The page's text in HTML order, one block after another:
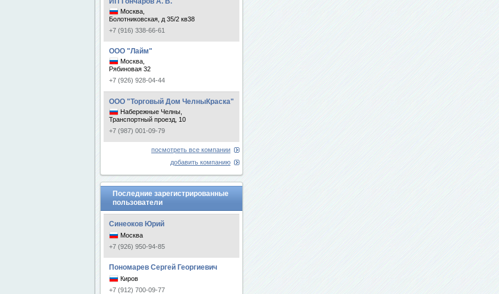
Москва,
Болотниковская, д 35/2 кв38
+7 (916) 338-66-61
ООО "Лайм"
Москва,
Рябиновая 32
+7 (926) 928-04-44
ООО "Торговый Дом ЧелныКраска"
Набережные Челны,
Транспортный проезд, 10
+7 (987) 001-09-79
посмотреть все компании
добавить компанию
Последние зарегистрированные
пользователи
Синеоков Юрий
Москва
+7 (926) 950-94-85
Пономарев Сергей Георгиевич
Киров
+7 (912) 700-09-77